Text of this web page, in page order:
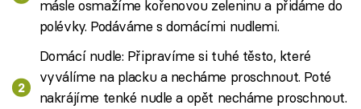
másle osmažíme kořenovou zeleninu a přidáme do
polévky. Podáváme s domácími nudlemi.
Domácí nudle: Připravíme si tuhé těsto, které
vyválíme na placku a necháme proschnout. Poté
nakrájíme tenké nudle a opět necháme proschnout.